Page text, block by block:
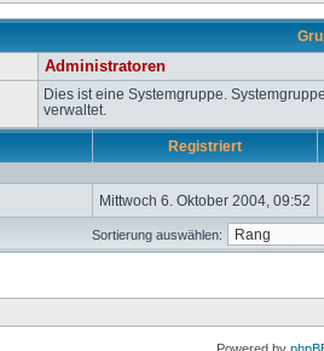
Administratoren
Dies ist eine Systemgruppe.
verwaltet.
Registriert
Mittwoch 6. Oktober 2004, 09:52
Sortierung auswählen: